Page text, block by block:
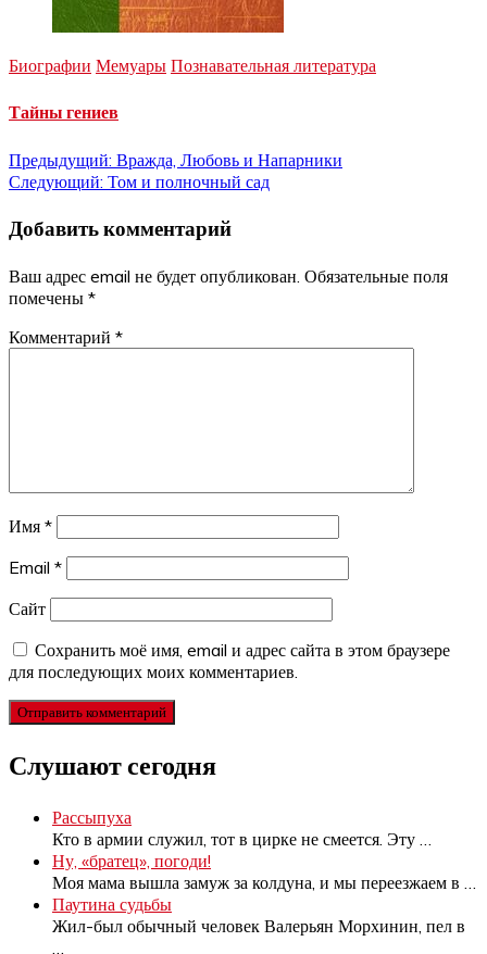
Биографии Мемуары Познавательная литература
Тайны гениев
Навигация
записям
Предыдущий: Вражда, Любовь и Напарники
Следующий: Том и полночный сад
Добавить комментарий
Ваш адрес email не будет опубликован. Обязательные поля
помечены *
Комментарий *
Имя *
Email *
Сайт
Сохранить моё имя, email и адрес сайта в этом браузере
для последующих моих комментариев.
Слушают сегодня
Рассыпуха
Кто в армии служил, тот в цирке не смеется. Эту
Ну, «братец», погоди!
Моя мама вышла замуж за колдуна, и мы переезжаем в
Паутина судьбы
Жил-был обычный человек Валерьян Морхинин, пел в